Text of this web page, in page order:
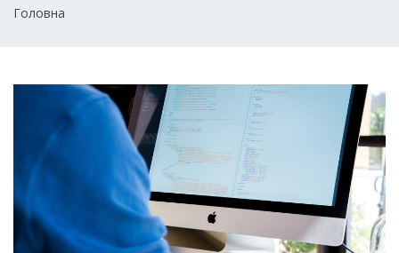
Рядок
Головна